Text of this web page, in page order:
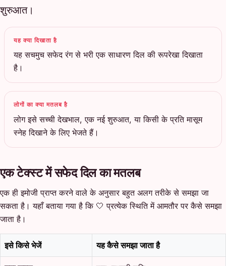
शुरुआत।
यह क्या दिखाता है
यह सचमुच सफेद रंग से भरी एक साधारण दिल की रूपरेखा दिखाता
है।
लोगों का क्या मतलब है
लोग इसे सच्ची देखभाल, एक नई शुरुआत, या किसी के प्रति मासूम
स्नेह दिखाने के लिए भेजते हैं।
एक टेक्स्ट में सफेद दिल का मतलब
एक ही इमोजी प्राप्त करने वाले के अनुसार बहुत अलग तरीके से समझा जा
सकता है। यहाँ बताया गया है कि 🤍 प्रत्येक स्थिति में आमतौर पर कैसे समझा
जाता है।
इसे किसे भेजें यह कैसे समझा जाता है